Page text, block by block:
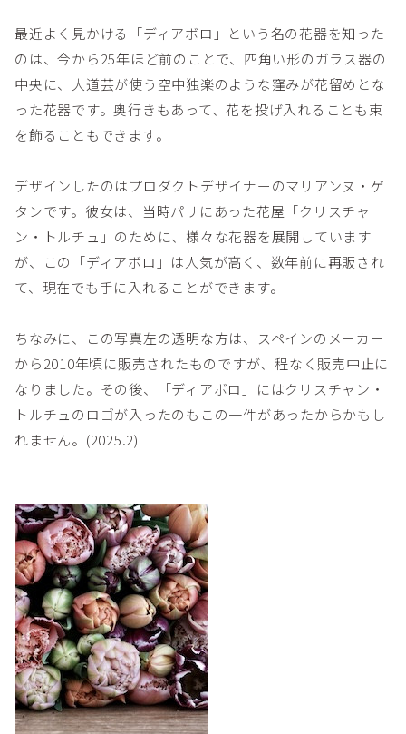
最近よく見かける「ディアボロ」という名の花器を知った
のは、今から25年ほど前のことで、四角い形のガラス器の
中央に、大道芸が使う空中独楽のような窪みが花留めとな
った花器です。奥行きもあって、花を投げ入れることも束
を飾ることもできます。
デザインしたのはプロダクトデザイナーのマリアンヌ・ゲ
タンです。彼女は、当時パリにあった花屋「クリスチャ
ン・トルチュ」のために、様々な花器を展開しています
が、この「ディアボロ」は人気が高く、数年前に再販され
て、現在でも手に入れることができます。
ちなみに、この写真左の透明な方は、スペインのメーカー
から2010年頃に販売されたものですが、程なく販売中止に
なりました。その後、「ディアボロ」にはクリスチャン・
トルチュのロゴが入ったのもこの一件があったからかもし
れません。(2025.2)